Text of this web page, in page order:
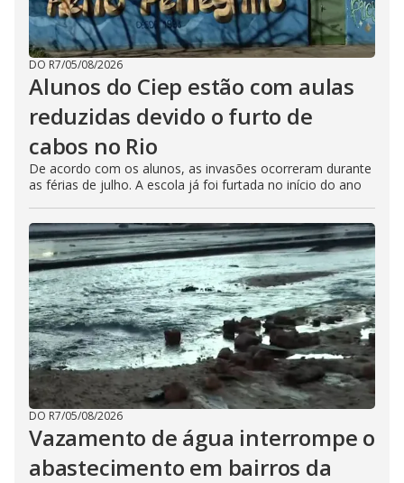
DO R7/05/08/2026
Alunos do Ciep estão com aulas
reduzidas devido o furto de
cabos no Rio
De acordo com os alunos, as invasões ocorreram durante
as férias de julho. A escola já foi furtada no início do ano
DO R7/05/08/2026
Vazamento de água interrompe o
abastecimento em bairros da